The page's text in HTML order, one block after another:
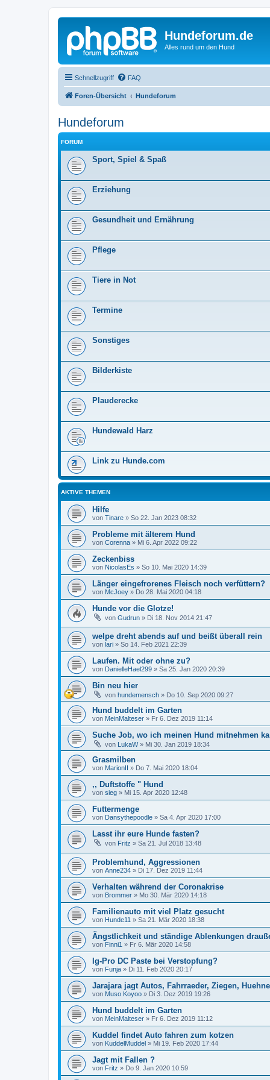
Hundeforum.de
Alles rund um den Hund
Schnellzugriff FAQ
Foren-Übersicht Hundeforum
Hundeforum
FORUM
Sport, Spiel & Spaß
Erziehung
Gesundheit und Ernährung
Pflege
Tiere in Not
Termine
Sonstiges
Bilderkiste
Plauderecke
Hundewald Harz
Link zu Hunde.com
AKTIVE THEMEN
Hilfe
von Tinare » So 22. Jan 2023 08:32
Probleme mit älterem Hund
von Corenna » Mi 6. Apr 2022 09:22
Zeckenbiss
von NicolasEs » So 10. Mai 2020 14:39
Länger eingefrorenes Fleisch noch verfüttern?
von McJoey » Do 28. Mai 2020 04:18
Hunde vor die Glotze!
von Gudrun » Di 18. Nov 2014 21:47
welpe dreht abends auf und beißt überall rein
von lari » So 14. Feb 2021 22:39
Laufen. Mit oder ohne zu?
von DanielleHael299 » Sa 25. Jan 2020 20:39
Bin neu hier
von hundemensch » Do 10. Sep 2020 09:27
Hund buddelt im Garten
von MeinMalteser » Fr 6. Dez 2019 11:14
Suche Job, wo ich meinen Hund mitnehmen
von LukaW» Mi 30. Jan 2019 18:34
Grasmilben
von MarionII » Do 7. Mai 2020 18:04
,, Duftstoffe " Hund
von sieg » Mi 15. Apr 2020 12:48
Futtermenge
von Dansythepoodle » Sa 4. Apr 2020 17:00
Lasst ihr eure Hunde fasten?
von Fritz » Sa 21. Jul 2018 13:48
Problemhund, Aggressionen
von Anne234 » Di 17. Dez 2019 11:44
Verhalten während der Coronakrise
von Brommer » Mo 30. Mär 2020 14:18
Familienauto mit viel Platz gesucht
von Hunde11 » Sa 21. Mär 2020 18:38
Ängstlichkeit und ständige Ablenkungen
von Finni1 » Fr 6. Mär 2020 14:58
Ig-Pro DC Paste bei Verstopfung?
von Funja » Di 11. Feb 2020 20:17
Jarajara jagt Autos, Fahrraeder, Ziegen,
von Muso Koyoo » Di 3. Dez 2019 19:26
Hund buddelt im Garten
von MeinMalteser » Fr 6. Dez 2019 11:12
Kuddel findet Auto fahren zum kotzen
von KuddelMuddel » Mi 19. Feb 2020 17:44
Jagt mit Fallen ?
von Fritz » Do 9. Jan 2020 10:59